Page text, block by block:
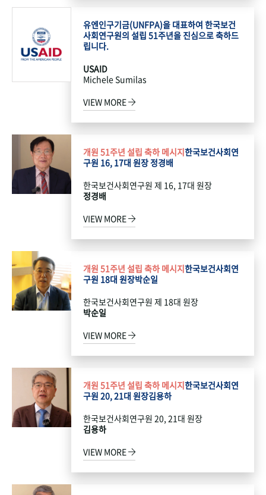
유엔인구기금(UNFPA)을 대표하여 한국보건
사회연구원의 설립 51주년을 진심으로 축하드
립니다.
USAID
Michele Sumilas
VIEW MORE
개원 51주년 설립 축하 메시지한국보건사회연
구원 16, 17대 원장 정경배
한국보건사회연구원 제 16, 17대 원장
정경배
VIEW MORE
개원 51주년 설립 축하 메시지한국보건사회연
구원 18대 원장박순일
한국보건사회연구원 제 18대 원장
박순일
VIEW MORE
개원 51주년 설립 축하 메시지한국보건사회연
구원 20, 21대 원장김용하
한국보건사회연구원 20, 21대 원장
김용하
VIEW MORE